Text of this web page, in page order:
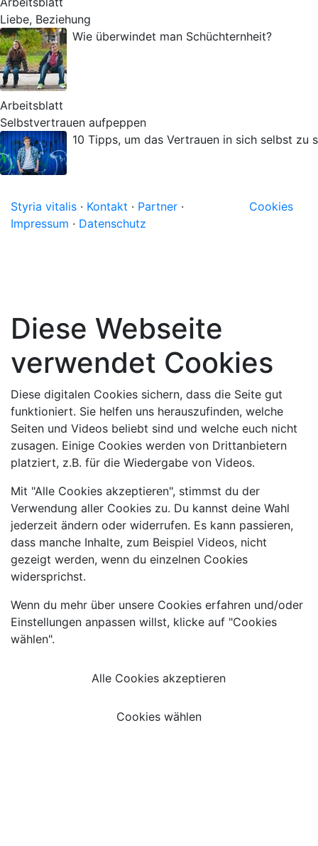
Liebe, Beziehung
Wie überwindet man Schüchternheit?
Arbeitsblatt
Selbstvertrauen aufpeppen
10 Tipps, um das Vertrauen in sich selbst zu
Styria vitalis · Kontakt · Partner ·
Impressum · Datenschutz
Cookies
Diese Webseite
verwendet Cookies
Diese digitalen Cookies sichern, dass die Seite gut
funktioniert. Sie helfen uns herauszufinden, welche
Seiten und Videos beliebt sind und welche euch nicht
zusagen. Einige Cookies werden von Drittanbietern
platziert, z.B. für die Wiedergabe von Videos.
Mit "Alle Cookies akzeptieren", stimmst du der
Verwendung aller Cookies zu. Du kannst deine Wahl
jederzeit ändern oder widerrufen. Es kann passieren,
dass manche Inhalte, zum Beispiel Videos, nicht
gezeigt werden, wenn du einzelnen Cookies
widersprichst.
Wenn du mehr über unsere Cookies erfahren und/oder
Einstellungen anpassen willst, klicke auf "Cookies
wählen".
Alle Cookies akzeptieren
Cookies wählen